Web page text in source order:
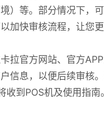
）等。部分情况下，
加快审核流程，让您更
拉官方网站、官方
信息，以便后续审核
到POS机及使用指南。